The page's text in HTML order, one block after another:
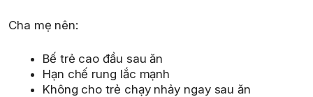
Cha mẹ nên:
Bế trẻ cao đầu sau ăn
Hạn chế rung lắc mạnh
Không cho trẻ chạy nhảy ngay sau ăn